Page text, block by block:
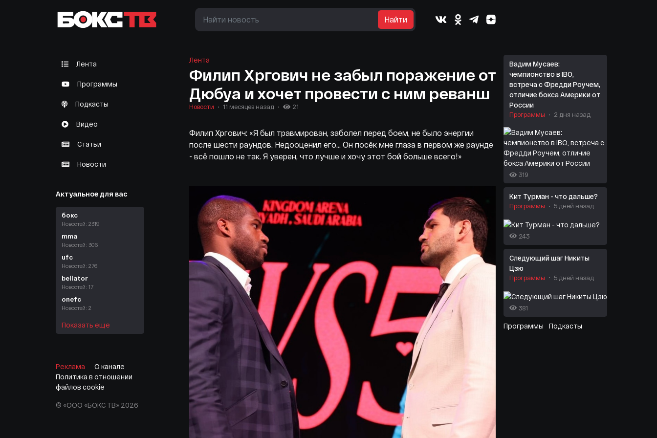
Найти
Лента
Программы
Подкасты
Видео
Статьи
Новости
Актуальное для вас
бокс
Новостей: 2319
mma
Новостей: 306
ufc
Новостей: 276
bellator
Новостей: 17
onefc
Новостей: 2
Показать еще
Реклама
О канале
Политика в отношении
файлов cookie
© «ООО «БОКС ТВ» 2026
Лента
Филип Хргович не забыл поражение от
Дюбуа и хочет провести с ним реванш
Новости 11 месяцев назад 21
Филип Хргович: «Я был травмирован, заболел перед боем, не было энергии
после шести раундов. Недооценил его… Он посёк мне глаза в первом же раунде
- всё пошло не так. Я уверен, что лучше и хочу этот бой больше всего!»
Вадим Мусаев:
чемпионство в IBO,
встреча с Фредди Роучем,
отличие бокса Америки от
России
Программы 2 дня назад
319
Кит Турман - что дальше?
Программы 5 дней назад
243
Следующий шаг Никиты
Цзю
Программы 5 дней назад
381
Программы Подкасты